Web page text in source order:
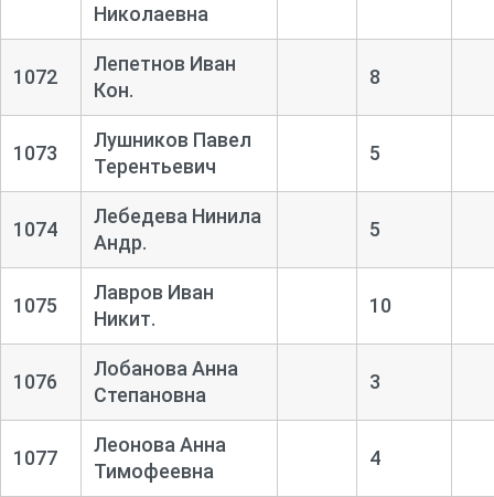
Николаевна
1072
Лепетнов Иван
Кон.
8
1073
Лушников Павел
Терентьевич
5
1074
Лебедева Нинила
Андр.
5
1075
Лавров Иван
Никит.
10
1076
Лобанова Анна
Степановна
3
1077
Леонова Анна
Тимофеевна
4